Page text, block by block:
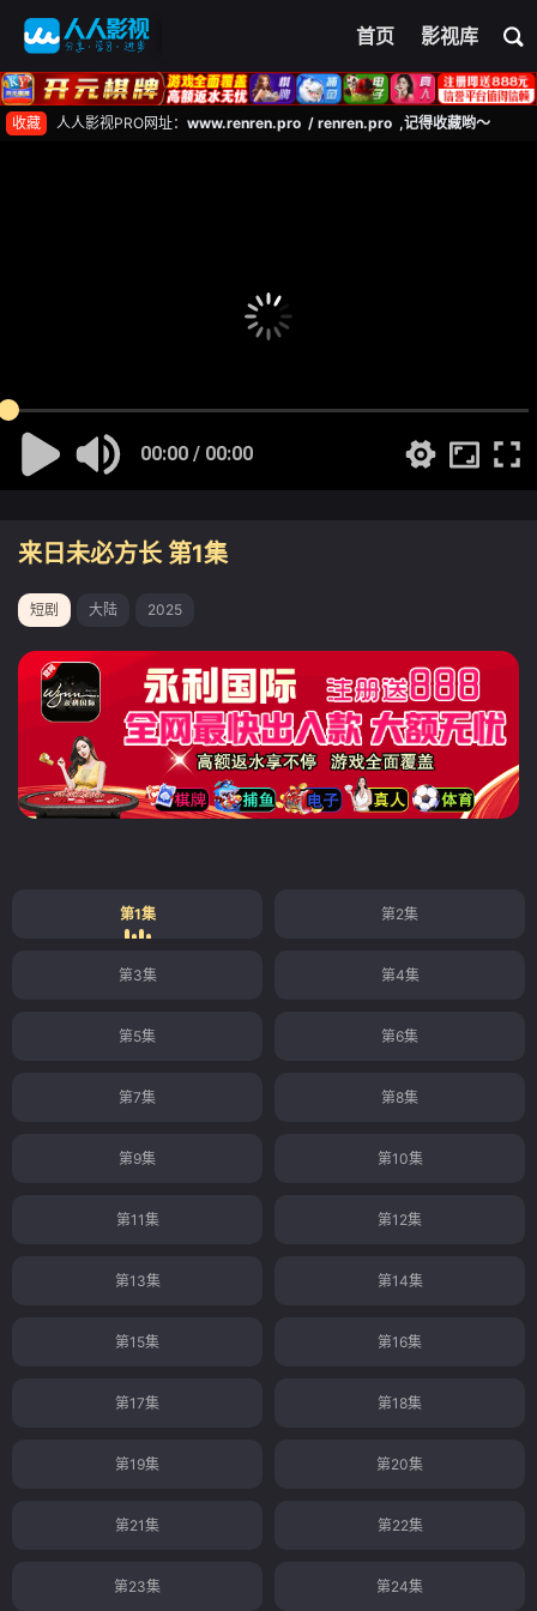
首页 影视库
收藏 人人影视PRO网址： www.renren.pro / renren.pro ,记得收藏哟～
00:00 / 00:00
来日未必方长 第1集
短剧 大陆 2025
第1集 第2集
第3集 第4集
第5集 第6集
第7集 第8集
第9集 第10集
第11集 第12集
第13集 第14集
第15集 第16集
第17集 第18集
第19集 第20集
第21集 第22集
第23集 第24集